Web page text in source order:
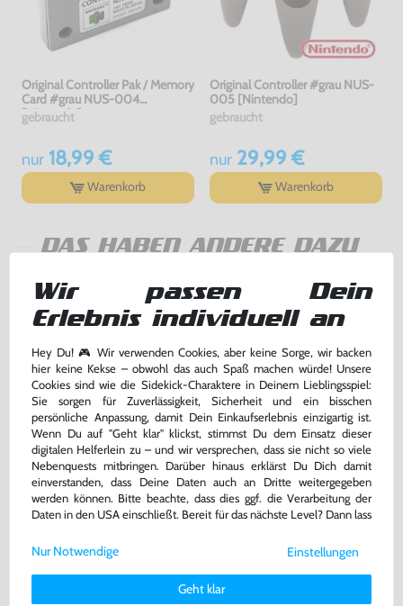
Original Controller Pak / Memory
Card #grau NUS-004
[Nintendo]
gebraucht
nur18,99 €
Warenkorb
Original Controller #grau NUS-
005 [Nintendo]
gebraucht
nur29,99 €
Warenkorb
DAS HABEN ANDERE DAZU
AV Cinchkabel / Cinch Kabel -
auch für SNES & N64
[Dritthersteller]
5,00 €
F-1 World Grand Prix 1
7,99 €
Wir passen Dein
Erlebnis individuell an
Hey Du! 🎮 Wir verwenden Cookies, aber keine Sorge, wir backen
hier keine Kekse – obwohl das auch Spaß machen würde! Unsere
Cookies sind wie die Sidekick-Charaktere in Deinem Lieblingsspiel:
Sie sorgen für Zuverlässigkeit, Sicherheit und ein bisschen
persönliche Anpassung, damit Dein Einkaufserlebnis einzigartig ist.
Wenn Du auf "Geht klar" klickst, stimmst Du dem Einsatz dieser
digitalen Helferlein zu – und wir versprechen, dass sie nicht so viele
Nebenquests mitbringen. Darüber hinaus erklärst Du Dich damit
einverstanden, dass Deine Daten auch an Dritte weitergegeben
werden können. Bitte beachte, dass dies ggf. die Verarbeitung der
Daten in den USA einschließt. Bereit für das nächste Level? Dann lass
Weitere Informationen zu den von uns verwendeten Cookies und
Deinen Rechten als Nutzer findest Du in unsererDaten­schutz­
Impressum.
Einstellungen
Geht klar
Nur Notwendige